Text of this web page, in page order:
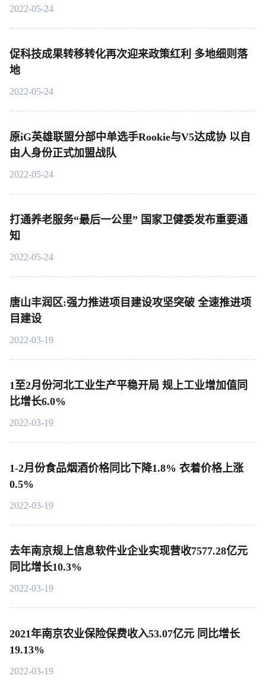
2022-05-24
促科技成果转移转化再次迎来政策红利 多地细则落
地
2022-05-24
原iG英雄联盟分部中单选手Rookie与V5达成协 以自
由人身份正式加盟战队
2022-05-24
打通养老服务“最后一公里” 国家卫健委发布重要通
知
2022-05-24
唐山丰润区:强力推进项目建设攻坚突破 全速推进项
目建设
2022-03-19
1至2月份河北工业生产平稳开局 规上工业增加值同
比增长6.0%
2022-03-19
1-2月份食品烟酒价格同比下降1.8% 衣着价格上涨
0.5%
2022-03-19
去年南京规上信息软件业企业实现营收7577.28亿元
同比增长10.3%
2022-03-19
2021年南京农业保险保费收入53.07亿元 同比增长
19.13%
2022-03-19